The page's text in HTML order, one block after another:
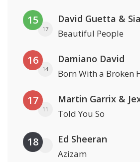
15
17
David Guetta & Sia
Beautiful People
16
14
Damiano David
Born With a Broken
17
11
Martin Garrix &
Told You So
18 Ed Sheeran
Azizam